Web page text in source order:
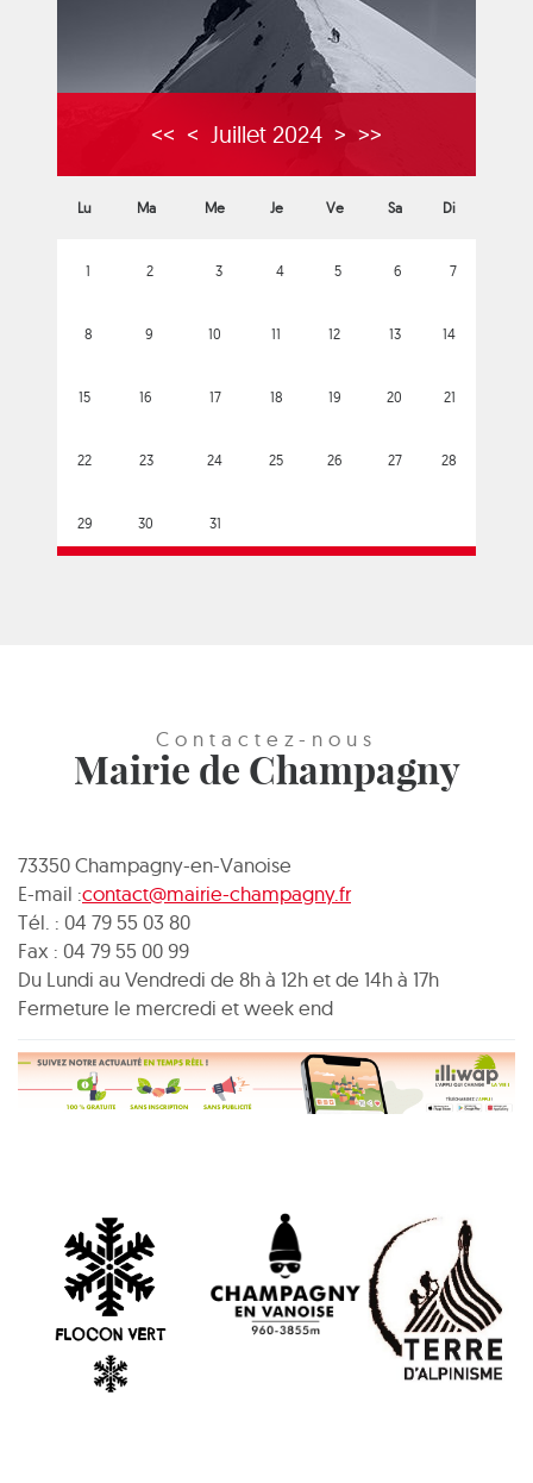
<< < Juillet 2024 > >>
Lu Ma Me Je Ve Sa Di
1 2 3 4 5 6 7
8 9 10 11 12 13 14
15 16 17 18 19 20 21
22 23 24 25 26 27 28
29 30 31
Contactez-nous
Mairie de Champagny
73350 Champagny-en-Vanoise
E-mail :contact@mairie-champagny.fr
Tél. : 04 79 55 03 80
Fax : 04 79 55 00 99
Du Lundi au Vendredi de 8h à 12h et de 14h à 17h
Fermeture le mercredi et week end